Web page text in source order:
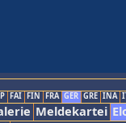
FAI FIN FRA GER GRE INA
Meldekartei